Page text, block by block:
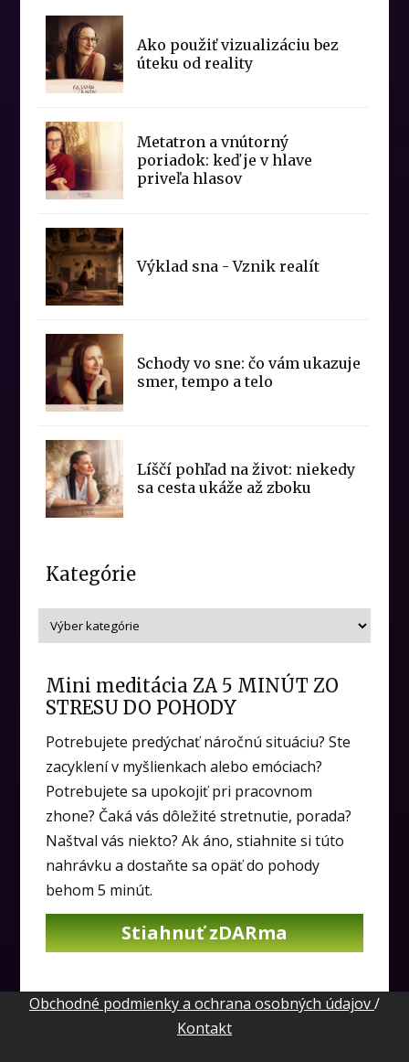
Ako použiť vizualizáciu bez
úteku od reality
Metatron a vnútorný
poriadok: keď je v hlave
priveľa hlasov
Výklad sna - Vznik realít
Schody vo sne: čo vám ukazuje
smer, tempo a telo
Líščí pohľad na život: niekedy
sa cesta ukáže až zboku
Kategórie
Mini meditácia ZA 5 MINÚT ZO
STRESU DO POHODY
Potrebujete predýchať náročnú situáciu? Ste
zacyklení v myšlienkach alebo emóciach?
Potrebujete sa upokojiť pri pracovnom
zhone? Čaká vás dôležité stretnutie, porada?
Naštval vás niekto? Ak áno, stiahnite si túto
nahrávku a dostaňte sa opäť do pohody
behom 5 minút.
Stiahnuť zDARma
Obchodné podmienky a ochrana osobných údajov/
Kontakt